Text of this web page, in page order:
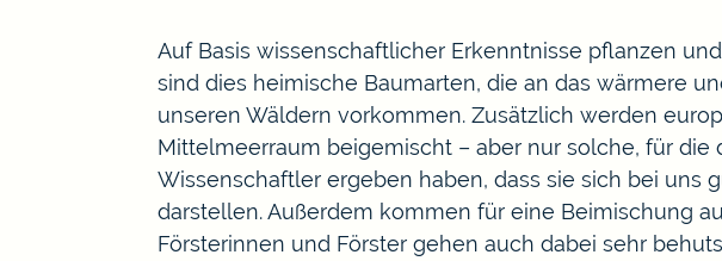
Auf Basis wissenschaftlicher Erkenntnisse pflanzen
sind dies heimische Baumarten, die an das wärmere
unseren Wäldern vorkommen. Zusätzlich werden
Mittelmeerraum beigemischt – aber nur solche, für
Wissenschaftler ergeben haben, dass sie sich bei
darstellen. Außerdem kommen für eine Beimischung
Försterinnen und Förster gehen auch dabei sehr